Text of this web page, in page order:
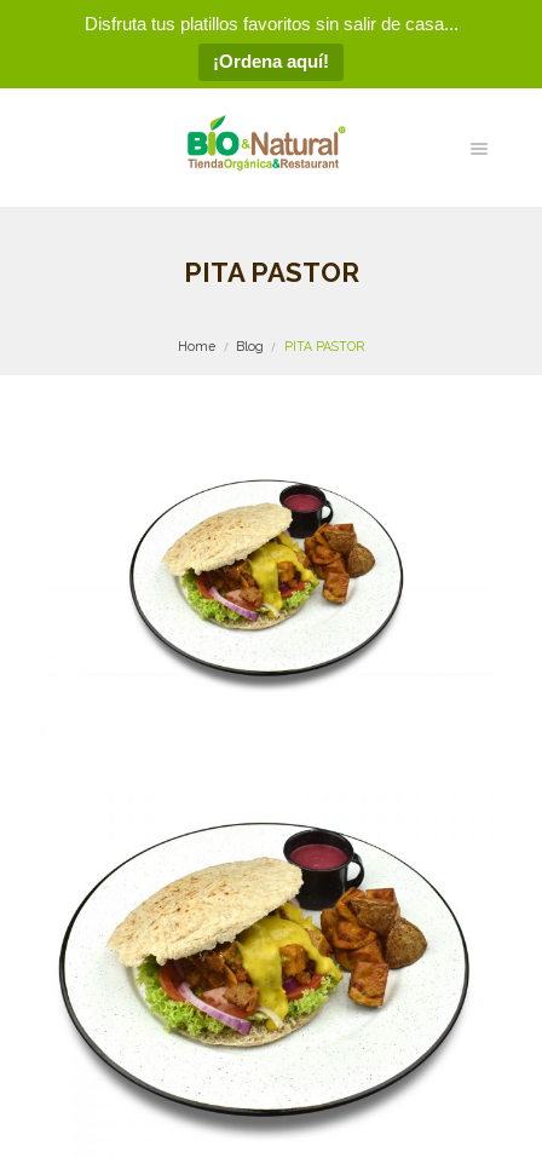
Disfruta tus platillos favoritos sin salir de casa...
¡Ordena aquí!
PITA PASTOR
Home Blog PITA PASTOR